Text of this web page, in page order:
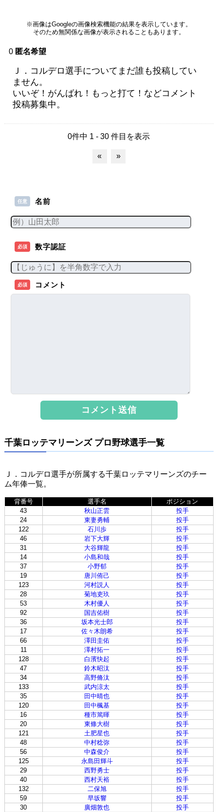
※画像はGoogleの画像検索機能の結果を表示しています。
そのため無関係な画像が表示されることもあります。
0 匿名希望
Ｊ．コルデロ選手についてまだ誰も投稿してい
ません。
いいぞ！がんばれ！もっと打て！などコメント
投稿募集中。
0件中 1 - 30 件目を表示
« »
任意 名前
必須 数字認証
必須 コメント
千葉ロッテマリーンズ プロ野球選手一覧
Ｊ．コルデロ選手が所属する千葉ロッテマリーンズのチー
ム年俸一覧。
背番号 選手名
ポジション
43
秋山正雲
投手
24
東妻勇輔
投手
122
石川歩
投手
46
岩下大輝
投手
31
大谷輝龍
投手
14
小島和哉
投手
37
小野郁
投手
19
唐川侑己
投手
123
河村説人
投手
28
菊地吏玖
投手
53
木村優人
投手
92
国吉佑樹
投手
36
坂本光士郎
投手
17
佐々木朗希
投手
66
澤田圭佑
投手
11
澤村拓一
投手
128
白濱快起
投手
47
鈴木昭汰
投手
34
高野脩汰
投手
133
武内涼太
投手
35
田中晴也
投手
120
田中楓基
投手
16
種市篤暉
投手
20
東條大樹
投手
121
土肥星也
投手
48
中村稔弥
投手
56
中森俊介
投手
125
永島田輝斗
投手
29
西野勇士
投手
40
西村天裕
投手
132
二保旭
投手
59
早坂響
投手
30
廣畑敦也
投手